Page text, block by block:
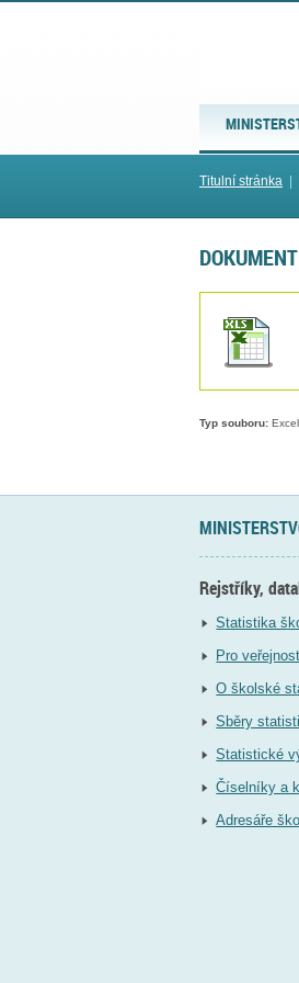
Titulní stránka
Typ souboru:
Rejstříky,
Statistika
Pro veřejnost
O školské
Sběry
Statistické
Číselníky a
Adresáře